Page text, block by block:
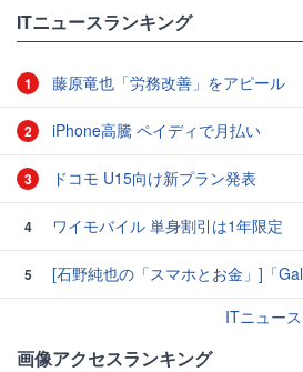
ITニュースランキング
1 藤原竜也「労務改善」をアピール
2 iPhone高騰 ペイディで月払い
3 ドコモ U15向け新プラン発表
4 ワイモバイル 単身割引は1年限定
5
[石野純也の「スマホとお金」]「Galaxy Z Fold7／Flip7」発表
ITニュー
画像アクセスランキング